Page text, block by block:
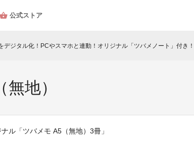
公式ストア
デジタル化！PCやスマホと連動！オリジナル「ツバメノート」付き！
地）
ル「ツバメモ A5（無地）3冊」